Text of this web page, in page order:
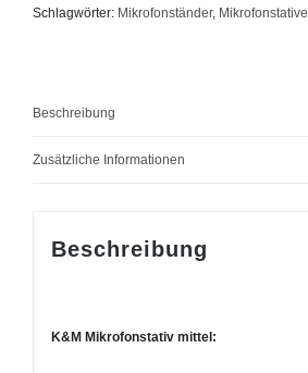
Schlagwörter: Mikrofonständer, Mikrofonstative
Beschreibung
Zusätzliche Informationen
Beschreibung
K&M Mikrofonstativ mittel: